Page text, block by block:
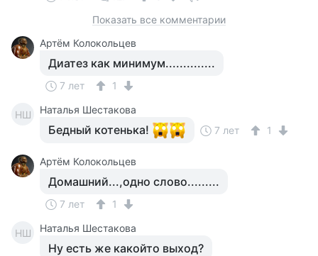
Показать все комментарии
Артём Колокольцев
Диатез как минимум..............
7 лет 1
НШ Наталья Шестакова
Бедный котенька! 7 лет 1
Артём Колокольцев
Домашний...,одно слово.........
7 лет 1
НШ Наталья Шестакова
Ну есть же какойто выход?